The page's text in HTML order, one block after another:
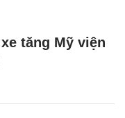
tăng Mỹ viện